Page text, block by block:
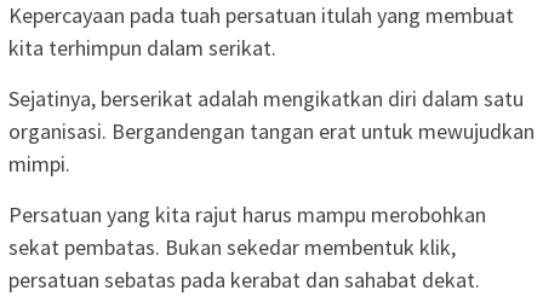
Kepercayaan pada tuah persatuan itulah yang membuat
kita terhimpun dalam serikat.
Sejatinya, berserikat adalah mengikatkan diri dalam satu
organisasi. Bergandengan tangan erat untuk mewujudkan
mimpi.
Persatuan yang kita rajut harus mampu merobohkan
sekat pembatas. Bukan sekedar membentuk klik,
persatuan sebatas pada kerabat dan sahabat dekat.